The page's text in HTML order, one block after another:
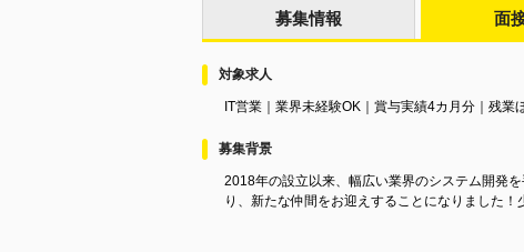
募集情報 面
対象求人
IT営業｜業界未経験OK｜賞与実績4カ月分｜残
募集背景
2018年の設立以来、幅広い業界のシステム開発
り、新たな仲間をお迎えすることになりました